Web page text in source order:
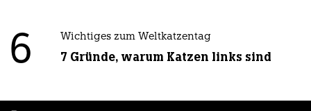
6 Wichtiges zum Weltkatzentag
7 Gründe, warum Katzen links sind